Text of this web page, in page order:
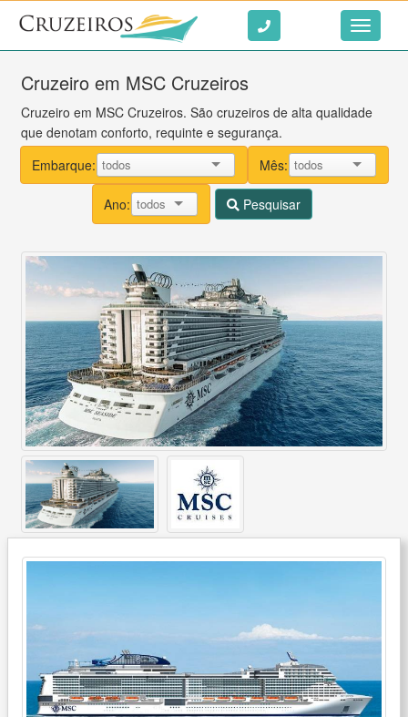
Ir ao conteúdo
Toggle
Cruzeiro em MSC Cruzeiros
Cruzeiro em MSC Cruzeiros. São cruzeiros de alta qualidade
que denotam conforto, requinte e segurança.
Embarque:
Mês:
Ano: Pesquisar